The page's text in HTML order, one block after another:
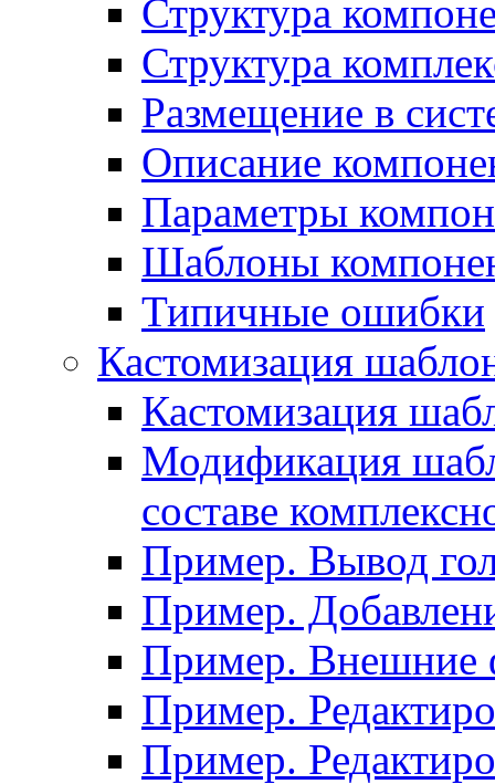
Структура
Структура
Размещение в
Описание
Параметры
Шаблоны
Типичные ошибки
Кастомизация
Кастомизация
Модификация
составе
Пример. Вывод
Пример.
Пример. Внешние
Пример.
Пример.